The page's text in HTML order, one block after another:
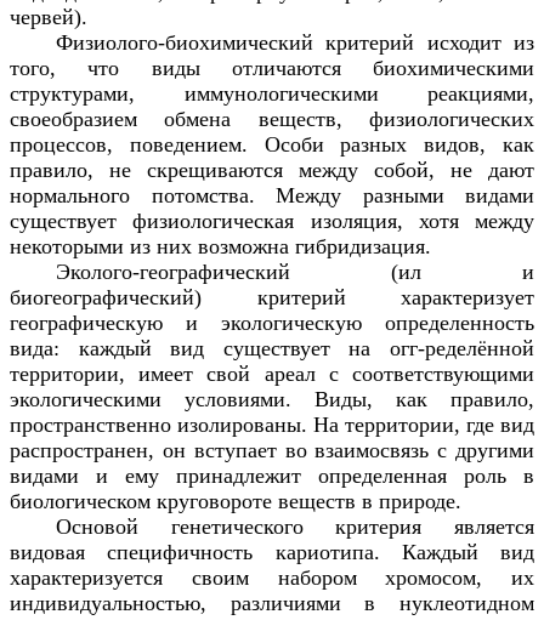
червей).
Физиолого-биохимический критерий исходит из
того, что виды отличаются биохимическими
структурами, иммунологическими реакциями,
своеобразием обмена веществ, физиологических
процессов, поведением. Особи разных видов, как
правило, не скрещиваются между собой, не дают
нормального потомства. Между разными видами
существует физиологическая изоляция, хотя между
некоторыми из них возможна гибридизация.
Эколого-географический (ил и
биогеографический) критерий характеризует
географическую и экологическую определенность
вида: каждый вид существует на огг-ределённой
территории, имеет свой ареал с соответствующими
экологическими условиями. Виды, как правило,
пространственно изолированы. На территории, где вид
распространен, он вступает во взаимосвязь с другими
видами и ему принадлежит определенная роль в
биологическом круговороте веществ в природе.
Основой генетического критерия является
видовая специфичность кариотипа. Каждый вид
характеризуется своим набором хромосом, их
индивидуальностью, различиями в нуклеотидном